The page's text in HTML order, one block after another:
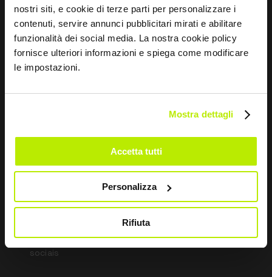
nostri siti, e cookie di terze parti per personalizzare i
contenuti, servire annunci pubblicitari mirati e abilitare
funzionalità dei social media. La nostra cookie policy
fornisce ulteriori informazioni e spiega come modificare
le impostazioni.
Mostra dettagli
Accetta tutti
Personalizza
Rifiuta
Mantemo-nos em contacto
Leave
*Li a Política de Privacidade
nos termos do art. 13 Regulamento UE 679/16.
Dou o meu consentimento para o tratamento dos
comunicações comerciais e promocionais, por e-mail,
sms e newsletter, inclusive através do uso de redes
sociais